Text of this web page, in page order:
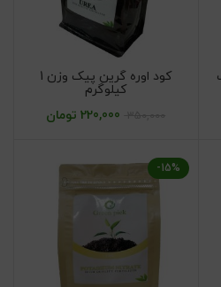
کود اوره گرین پیک وزن 1
کیلوگرم
220,000 تومان
-15%